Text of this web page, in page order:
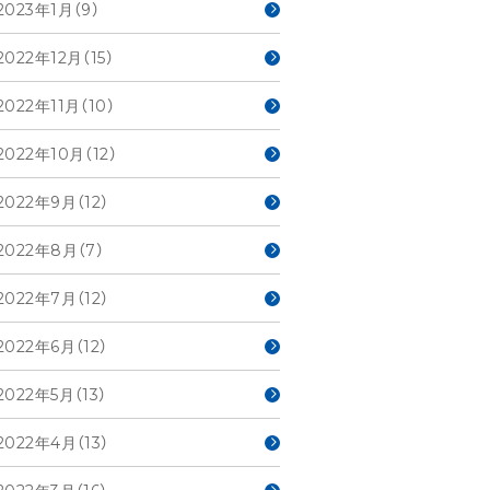
年1月（9）
年12月（15）
年11月（10）
年10月（12）
年9月（12）
年8月（7）
年7月（12）
年6月（12）
年5月（13）
年4月（13）